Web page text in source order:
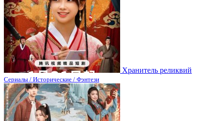
Хранитель реликвий
Сериалы / Исторические / Фэнтези